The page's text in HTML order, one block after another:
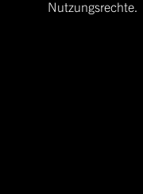
Nutzungsrechte.